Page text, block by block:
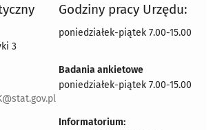
3
Godziny pracy Urzędu:
poniedziałek-piątek 7.00-15.00
Badania ankietowe
poniedziałek-piątek 7.00-15.00
Informatorium: